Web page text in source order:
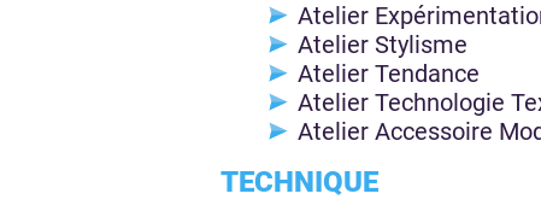
Atelier
Atelier Stylisme
Atelier Tendance
Atelier Technologie
Atelier Accessoire
TECHNIQUE